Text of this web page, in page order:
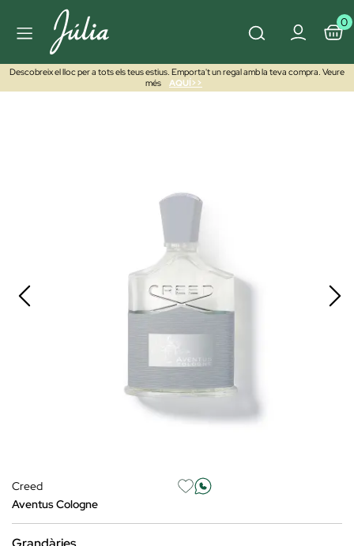
0
Descobreix el lloc per a tots els teus estius. Emporta't un regal amb la teva compra. Veure
més
AQUÍ>>
Creed
Aventus Cologne